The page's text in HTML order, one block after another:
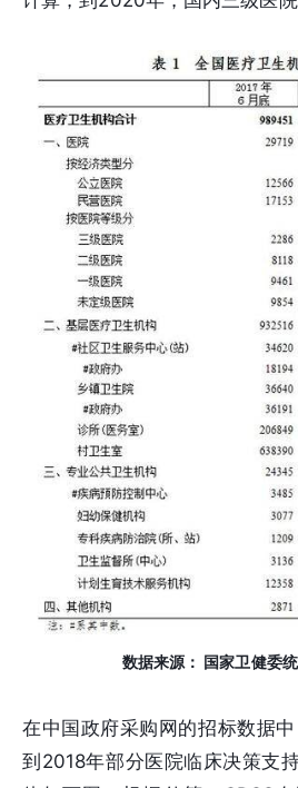
数据来源： 国家卫健委
在中国政府采购网的招标数据
到2018年部分医院临床决策支